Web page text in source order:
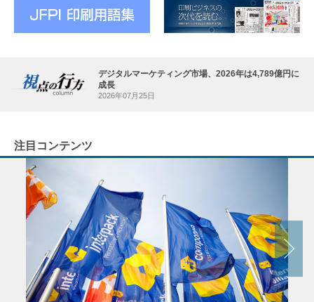
デジタルマーケティング市場、2026年は4,789億円に
成長
2026年07月25日
注目コンテンツ